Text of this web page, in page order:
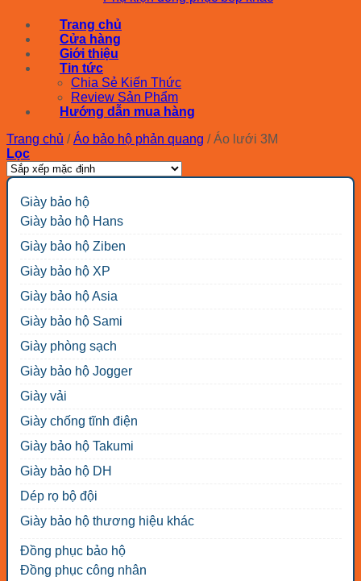
Trang chủ
Cửa hàng
Giới thiệu
Tin tức
Chia Sẻ Kiến Thức
Review Sản Phẩm
Hướng dẫn mua hàng
Trang chủ / Áo bảo hộ phản quang /Áo lưới 3M
Lọc
Giày bảo hộ
Giày bảo hộ Hans
Giày bảo hộ Ziben
Giày bảo hộ XP
Giày bảo hộ Asia
Giày bảo hộ Sami
Giày phòng sạch
Giày bảo hộ Jogger
Giày vải
Giày chống tĩnh điện
Giày bảo hộ Takumi
Giày bảo hộ DH
Dép rọ bộ đội
Giày bảo hộ thương hiệu khác
Đồng phục bảo hộ
Đồng phục công nhân